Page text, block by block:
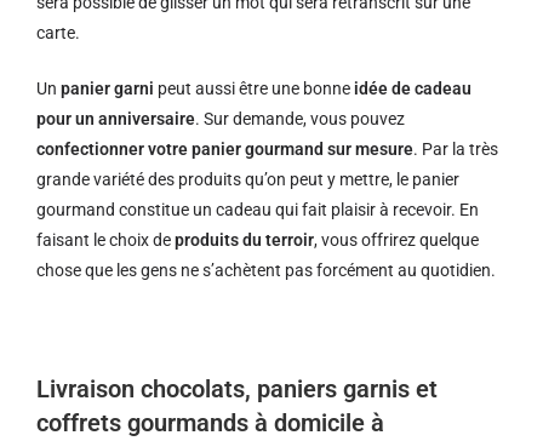
carte.
Un panier garni peut aussi être une bonne idée de cadeau
pour un anniversaire. Sur demande, vous pouvez
confectionner votre panier gourmand sur mesure. Par la très
grande variété des produits qu’on peut y mettre, le panier
gourmand constitue un cadeau qui fait plaisir à recevoir. En
faisant le choix deproduits du terroir, vous offrirez quelque
chose que les gens ne s’achètent pas forcément au quotidien.
Livraison chocolats, paniers garnis et
coffrets gourmands à domicile à